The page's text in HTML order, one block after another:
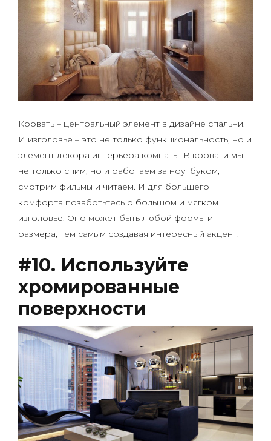
Кровать – центральный элемент в дизайне спальни.
И изголовье – это не только функциональность, но и
элемент декора интерьера комнаты. В кровати мы
не только спим, но и работаем за ноутбуком,
смотрим фильмы и читаем. И для большего
комфорта позаботьтесь о большом и мягком
изголовье. Оно может быть любой формы и
размера, тем самым создавая интересный акцент.
#10. Используйте
хромированные
поверхности